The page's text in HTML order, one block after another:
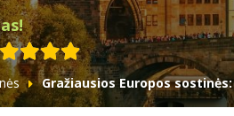
Gražiausios Europos